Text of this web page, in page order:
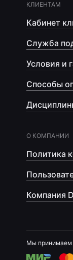
КЛИЕНТАМ
Кабинет
Служба
Условия и
Способы
О КОМПАНИИ
Политика
Компания
Мы принимаем